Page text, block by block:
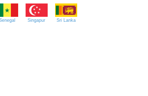
Singapur Sri Lanka